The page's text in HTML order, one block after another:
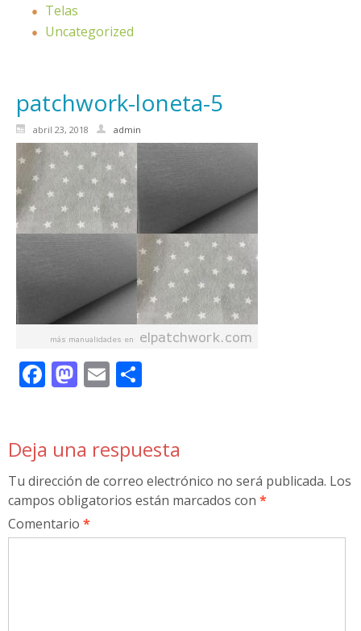
Telas
Uncategorized
patchwork-loneta-5
abril 23, 2018 admin
Facebook
Mastodon
Email
Deja una respuesta
Tu dirección de correo electrónico no será publicada. Los
campos obligatorios están marcados con *
Comentario *